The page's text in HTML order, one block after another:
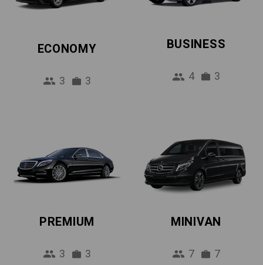
ECONOMY
3 3
BUSINESS
4 3
PREMIUM
3 3
MINIVAN
7 7